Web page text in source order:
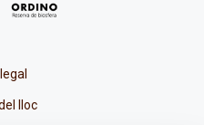
lloc